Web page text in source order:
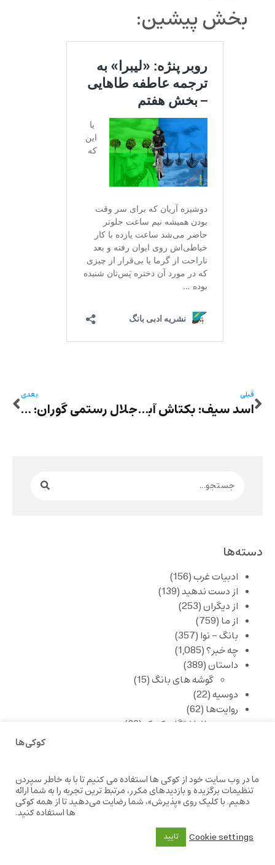
بخش پیشین:
قبلی
اسد سیف: بکتاش آبتین و «مرثیه‌ای برای گل‌های پژمرده»
بعدی
جلال رستمی گوران: ناشر بودن به عنوان یک حرفه
دسته‌ها
ادبیات غرب(156)
از دست ندهید(139)
از دیگران(253)
از ما (759)
بانگ – نوا (357)
چه خبر؟(1,085)
داستان(389)
گوشه های بانگ(15)
دوسیه(22)
روایت‌ها (62)
جانباختگان کودک (36)
گویه های بانگ(25)
نقد ادبی(429)
کوکی‌ها
ما در وب سایت خود از کوکی ها استفاده می کنیم تا با به خاطر سپردن
تنظیمات برگزیده و بازدیدهای مکرر، مرتبط ترین تجربه را به شما ارائه
دهیم. با کلیک روی «پذیرش»، شما رضایت می‌دهید تا از همه کوکی
ها استفاده کنید.
Cookie settings
تایید